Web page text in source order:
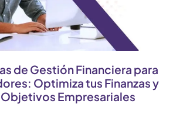
de Gestión Financiera para
Optimiza tus Finanzas y
Objetivos Empresariales